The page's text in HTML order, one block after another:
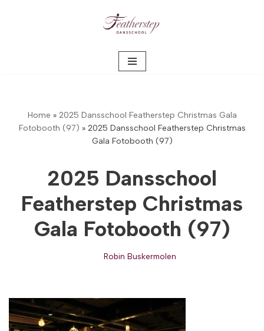
Home » 2025 Dansschool Featherstep Christmas Gala
Fotobooth (97) » 2025 Dansschool Featherstep Christmas
Gala Fotobooth (97)
2025 Dansschool
Featherstep Christmas
Gala Fotobooth (97)
Robin Buskermolen